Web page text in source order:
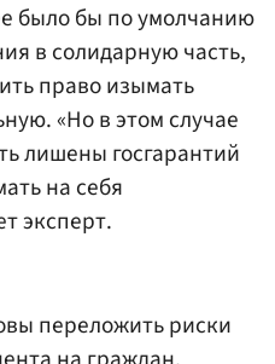
было бы по умолчанию
в солидарную часть,
право изымать
«Но в этом случае
лишены госгарантий
на себя
эксперт.
переложить риски